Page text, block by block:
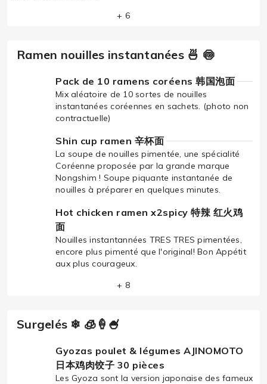
+ 6
Ramen nouilles instantanées 🍜 🍥
Pack de 10 ramens coréens 韩国泡面
Mix aléatoire de 10 sortes de nouilles
instantanées coréennes en sachets. (photo non
contractuelle)
Shin cup ramen 辛杯面
La soupe de nouilles pimentée, une spécialité
Coréenne proposée par la grande marque
Nongshim ! Soupe piquante instantanée de
nouilles à préparer en quelques minutes.
Hot chicken ramen x2spicy 特辣 红火鸡
面
Nouilles instantannées TRES TRES pimentées,
encore plus pimenté que l'original! Bon Appétit
aux plus courageux.
+ 8
Surgelés ❄ 🧊🍦🍧
Gyozas poulet & légumes AJINOMOTO
日本鸡肉饺子 30 pièces
Les Gyoza sont la version japonaise des fameux